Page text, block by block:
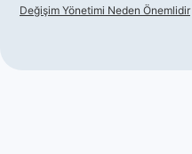
Değişim Yönetimi Neden Önemlidir